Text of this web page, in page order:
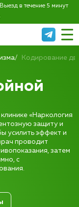
в течение 5 минут
Кодирование
«Наркология
защиту и
усилить эффект и
проводит
затем
с